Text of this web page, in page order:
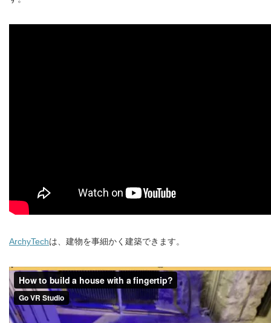
ArchyTechは、建物を事細かく建築できます。